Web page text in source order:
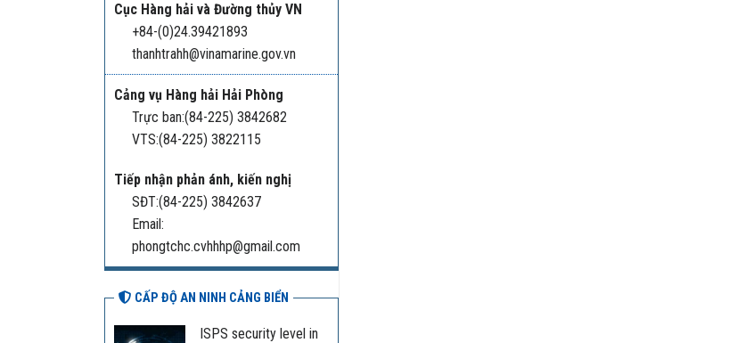
Cục Hàng hải và Đường thủy VN
+84-(0)24.39421893
thanhtrahh@vinamarine.gov.vn
Cảng vụ Hàng hải Hải Phòng
Trực ban:(84-225) 3842682
VTS:(84-225) 3822115
Tiếp nhận phản ánh, kiến nghị
SĐT:(84-225) 3842637
Email:
phongtchc.cvhhhp@gmail.com
CẤP ĐỘ AN NINH CẢNG BIỂN
ISPS security level in